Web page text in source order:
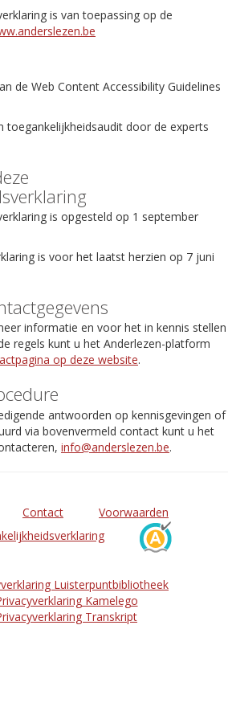
is van toepassing op de
de Web Content Accessibility Guidelines
toegankelijkheidsaudit door de experts
is opgesteld op 1 september
is voor het laatst herzien op 7 juni
informatie en voor het in kennis stellen
regels kunt u het Anderlezen-platform
op deze website.
antwoorden op kennisgevingen of
via bovenvermeld contact kunt u het
info@anderslezen.be.
Contact
Voorwaarden
Luisterpuntbibliotheek
Kamelego
Transkript